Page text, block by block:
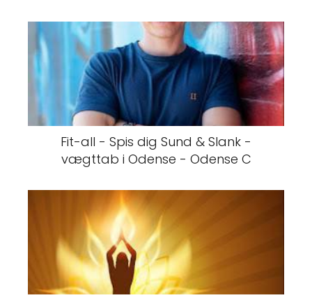
Fit-all - Spis dig Sund & Slank -
vægttab i Odense - Odense C